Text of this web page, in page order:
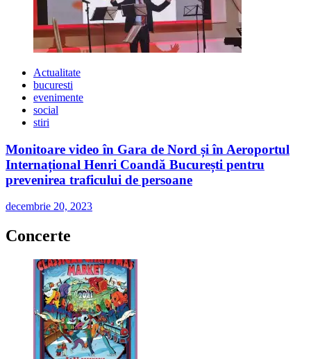
Actualitate
bucuresti
evenimente
social
stiri
Monitoare video în Gara de Nord și în Aeroportul
Internațional Henri Coandă București pentru
prevenirea traficului de persoane
decembrie 20, 2023
Concerte